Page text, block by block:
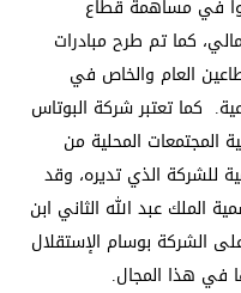
في مساهمة قطاع
كما تم طرح مبادرات
العام والخاص في
كما تعتبر شركة البوتاس
المجتمعات المحلية من
للشركة الذي تديره، وقد
الملك عبد الله الثاني ابن
الشركة بوسام الإستقلال
في هذا المجال.